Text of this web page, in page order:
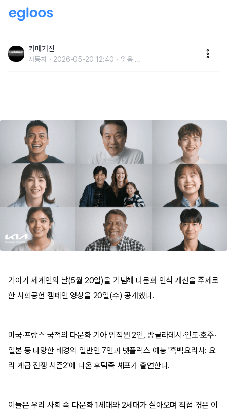
공개 카매거진
자동차 2026-05-20 12:40 읽음 ...
기아가 세계인의 날(5월 20일)을 기념해 다문화 인식 개선을 주제로
한 사회공헌 캠페인 영상을 20일(수) 공개했다.
미국·프랑스 국적의 다문화 기아 임직원 2인, 방글라데시·인도·호주·
일본 등 다양한 배경의 일반인 7인과 넷플릭스 예능 '흑백요리사: 요
리 계급 전쟁 시즌2'에 나온 후덕죽 셰프가 출연한다.
이들은 우리 사회 속 다문화 1세대와 2세대가 살아오며 직접 겪은 이